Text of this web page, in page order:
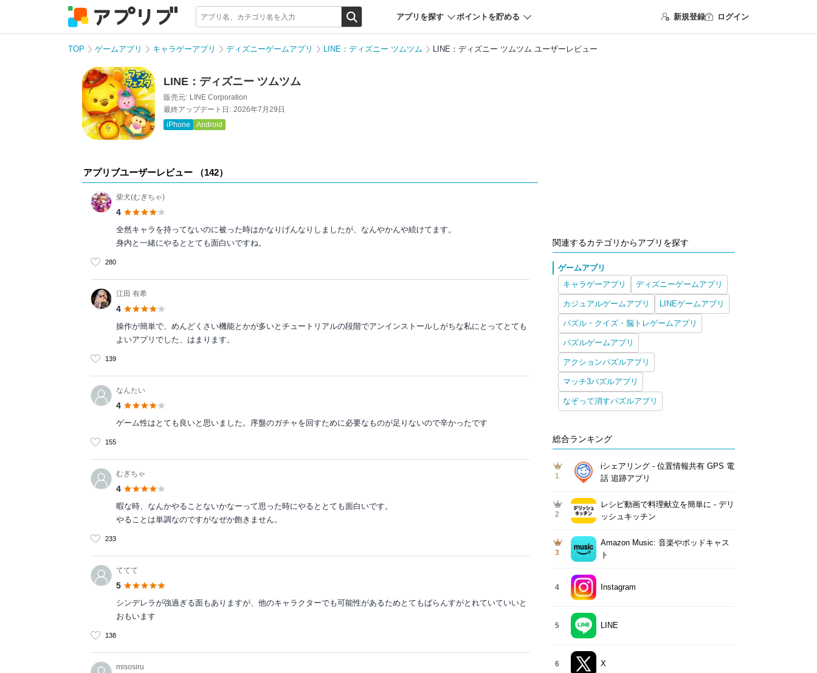
アプリを探す ポイントを貯める 新規登録 ログイン
TOP ゲームアプリ キャラゲーアプリ ディズニーゲームアプリ LINE：ディズニー ツムツム LINE：ディズニー ツムツム ユーザーレビュー
LINE：ディズニー ツムツム
販売元: LINE Corporation
最終アップデート日: 2026年7月29日
iPhone
Android
アプリブユーザーレビュー （142）
柴犬(むぎちゃ)
4
全然キャラを持ってないのに被った時はかなりげんなりしましたが、なんやかんや続けてます。
身内と一緒にやるととても面白いですね。
280
江田 有希
4
操作が簡単で、めんどくさい機能とかが多いとチュートリアルの段階でアンインストールしがちな私にとってとても
よいアプリでした、はまります。
139
なんたい
4
ゲーム性はとても良いと思いました。序盤のガチャを回すために必要なものが足りないので辛かったです
155
むぎちゃ
4
暇な時、なんかやることないかなーって思った時にやるととても面白いです。
やることは単調なのですがなぜか飽きません。
233
ててて
5
シンデレラが強過ぎる面もありますが、他のキャラクターでも可能性があるためとてもばらんすがとれていていいと
おもいます
138
misosiru
関連するカテゴリからアプリを探す
ゲームアプリ
キャラゲーアプリ
ディズニーゲームアプリ
カジュアルゲームアプリ LINEゲームアプリ
パズル・クイズ・脳トレゲームアプリ
パズルゲームアプリ
アクションパズルアプリ
マッチ3パズルアプリ
なぞって消すパズルアプリ
総合ランキング
1
iシェアリング - 位置情報共有 GPS 電
話 追跡アプリ
2
レシピ動画で料理献立を簡単‪に - デリ
ッシュキッチン
3
Amazon Music: 音楽やポッドキャス
ト
4 Instagram
5 LINE
6 X